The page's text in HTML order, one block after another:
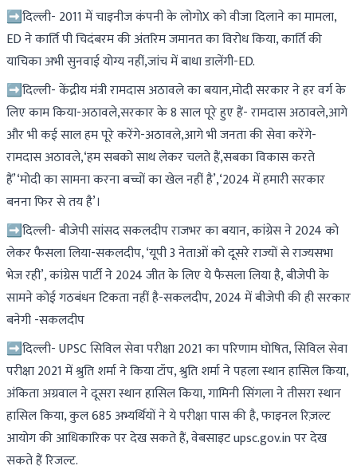
➡दिल्ली- 2011 में चाइनीज कंपनी के लोगोX को वीजा दिलाने का मामला,
ED ने कार्ति पी चिदंबरम की अंतरिम जमानत का विरोध किया, कार्ति की
याचिका अभी सुनवाई योग्य नहीं,जांच में बाधा डालेंगी-ED.
➡दिल्ली- केंद्रीय मंत्री रामदास अठावले का बयान,मोदी सरकार ने हर वर्ग के
लिए काम किया-अठावले,सरकार के 8 साल पूरे हुए हैं- रामदास अठावले,आगे
और भी कई साल हम पूरे करेंगे-अठावले,आगे भी जनता की सेवा करेंगे-
रामदास अठावले,‘हम सबको साथ लेकर चलते हैं,सबका विकास करते
हैं’‘मोदी का सामना करना बच्चों का खेल नहीं है’,‘2024 में हमारी सरकार
बनना फिर से तय है’।
➡दिल्ली- बीजेपी सांसद सकलदीप राजभर का बयान, कांग्रेस ने 2024 को
लेकर फैसला लिया-सकलदीप, ‘यूपी 3 नेताओं को दूसरे राज्यों से राज्यसभा
भेज रही’, कांग्रेस पार्टी ने 2024 जीत के लिए ये फैसला लिया है, बीजेपी के
सामने कोई गठबंधन टिकता नहीं है-सकलदीप, 2024 में बीजेपी की ही सरकार
बनेगी -सकलदीप
➡दिल्ली- UPSC सिविल सेवा परीक्षा 2021 का परिणाम घोषित, सिविल सेवा
परीक्षा 2021 में श्रुति शर्मा ने किया टॉप, श्रुति शर्मा ने पहला स्थान हासिल किया,
अंकिता अग्रवाल ने दूसरा स्थान हासिल किया, गामिनी सिंगला ने तीसरा स्थान
हासिल किया, कुल 685 अभ्यर्थियों ने ये परीक्षा पास की है, फाइनल रिज़ल्ट
आयोग की आधिकारिक पर देख सकते हैं, वेबसाइट upsc.gov.in पर देख
सकते हैं रिजल्ट.